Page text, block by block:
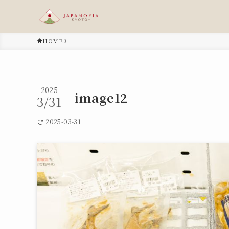
HOME
image12
2025
3/31
2025-03-31